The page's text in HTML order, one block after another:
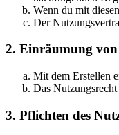
Wenn du mit
Der
2. Einräumung
Mit dem Erstellen
Das
3. Pflichten des